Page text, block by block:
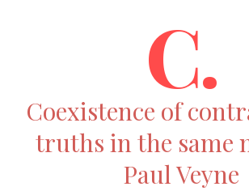
C.
Coexistence of
truths in the same
Paul Veyne